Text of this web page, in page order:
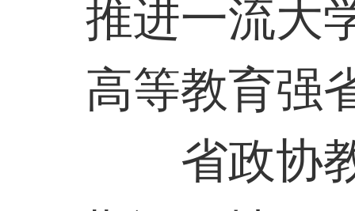
推进一流大
高等教育强
省政协